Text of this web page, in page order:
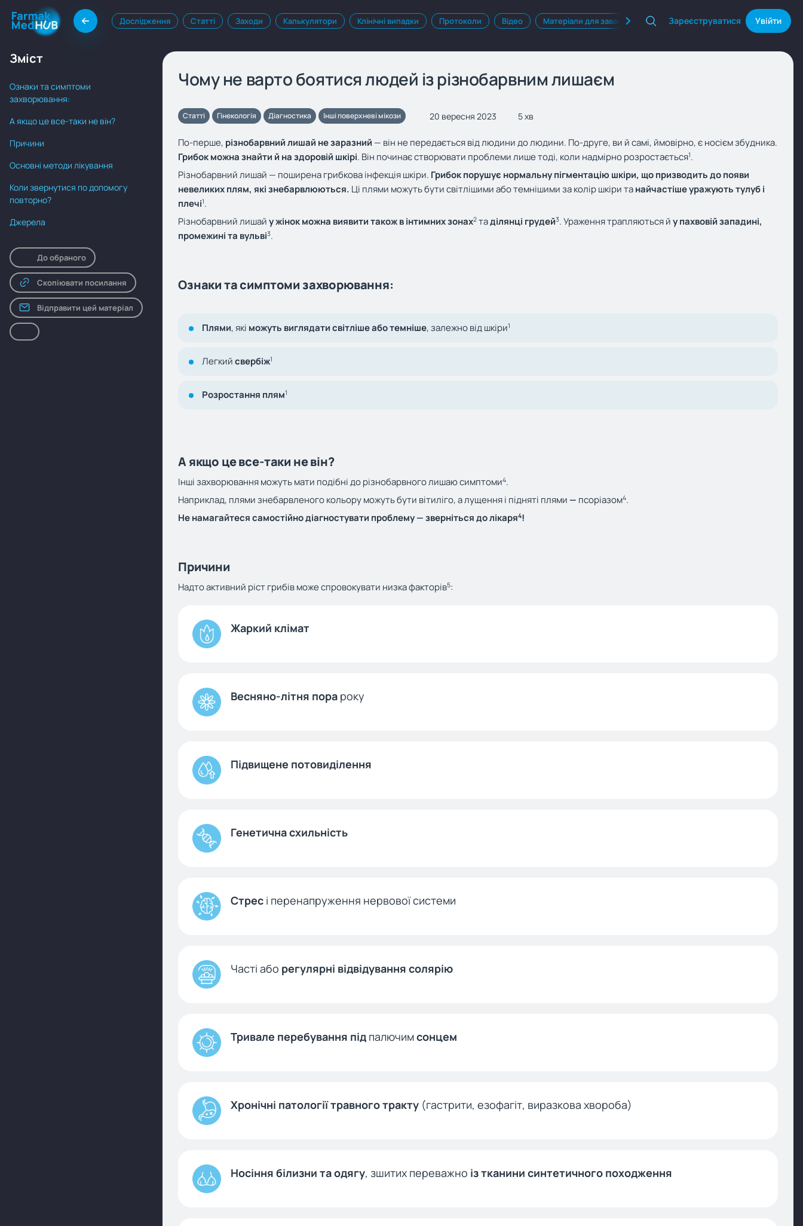
Дослідження Статті Заходи Калькулятори Клінічні випадки Протоколи Відео Матеріали для завантаження Квізи Продукти Фармак
Зареєструватися Увійти
Чому не варто боятися людей із різнобарвним лишаєм
Статті Гінекологія Діагностика Інші поверхневі мікози 20 вересня 2023 5 хв
По-перше, різнобарвний лишай не заразний — він не передається від людини до людини. По-друге, ви й самі, ймовірно, є носієм збудника.
Грибок можна знайти й на здоровій шкірі. Він починає створювати проблеми лише тоді, коли надмірно розростається1.
Різнобарвний лишай — поширена грибкова інфекція шкіри. Грибок порушує нормальну пігментацію шкіри, що призводить до появи
невеликих плям, які знебарвлюються. Ці плями можуть бути світлішими або темнішими за колір шкіри танайчастіше уражують тулуб і
плечі1.
Різнобарвний лишайу жінок можна виявити також в інтимних зонах2 таділянці грудей3. Ураження трапляються йу пахвовій западині,
промежині та вульві3.
Ознаки та симптоми захворювання:
Плями, які можуть виглядати світліше або темніше, залежно від шкіри1
Легкийсвербіж1
Розростання плям1
А якщо це все-таки не він?
Інші захворювання можуть мати подібні до різнобарвного лишаю симптоми4.
Наприклад, плями знебарвленого кольору можуть бути вітиліго, а лущення і підняті плями — псоріазом4.
Не намагайтеся самостійно діагностувати проблему — зверніться до лікаря4!
Причини
Надто активний ріст грибів може спровокувати низка факторів5:
Жаркий клімат
Весняно-літня пора року
Підвищене потовиділення
Генетична схильність
Стрес і перенапруження нервової системи
Часті або регулярні відвідування солярію
Тривале перебування під палючимсонцем
Хронічні патології травного тракту (гастрити, езофагіт, виразкова хвороба)
Носіння білизни та одягу, зшитих переважно із тканини синтетичного походження
Зміст
Ознаки та симптоми
захворювання:
А якщо це все-таки не він?
Причини
Основні методи лікування
Коли звернутися по допомогу
повторно?
Джерела
До обраного
Скопіювати посилання
Відправити цей матеріал